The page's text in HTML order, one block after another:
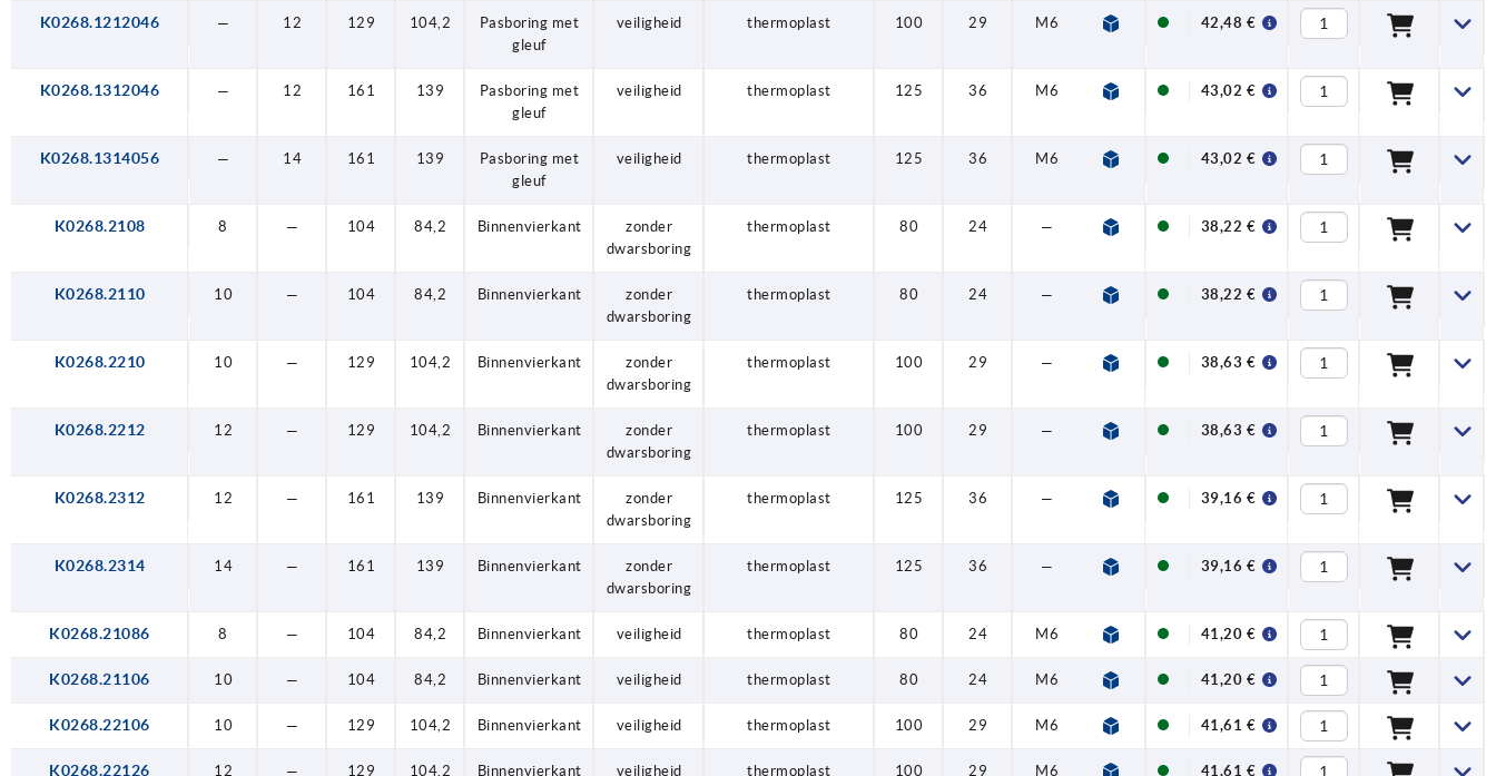
K0268.1212046 — 12 129 104,2
Pasboring met
gleuf
veiligheid thermoplast 100 29 M6 58,5 13 7,5 15,7 4
42,48 €
K0268.1312046 — 12 161 139
Pasboring met
gleuf
veiligheid thermoplast 125 36 M6 82 18,5 7,5 19,5 4
43,02 €
K0268.1314056 — 14 161 139
Pasboring met
gleuf
veiligheid thermoplast 125 36 M6 82 18,5 7,5 19,5 5
43,02 €
K0268.2108 8 — 104 84,2 Binnenvierkant
zonder
dwarsboring
thermoplast 80 24 — 47,5 13 — 12,7 —
38,22 €
K0268.2110 10 — 104 84,2 Binnenvierkant
zonder
dwarsboring
thermoplast 80 24 — 47,5 13 — 12,7 —
38,22 €
K0268.2210 10 — 129 104,2 Binnenvierkant
zonder
dwarsboring
thermoplast 100 29 — 58,5 13 — 15,7 —
38,63 €
K0268.2212 12 — 129 104,2 Binnenvierkant
zonder
dwarsboring
thermoplast 100 29 — 58,5 13 — 15,7 —
38,63 €
K0268.2312 12 — 161 139 Binnenvierkant
zonder
dwarsboring
thermoplast 125 36 — 82 18,5 — 19,5 —
39,16 €
K0268.2314 14 — 161 139 Binnenvierkant
zonder
dwarsboring
thermoplast 125 36 — 82 18,5 — 19,5 —
39,16 €
K0268.21086 8 — 104 84,2 Binnenvierkant veiligheid thermoplast 80 24 M6 47,5 13 7,5 12,7 —
41,20 €
K0268.21106 10 — 104 84,2 Binnenvierkant veiligheid thermoplast 80 24 M6 47,5 13 7,5 12,7 —
41,20 €
K0268.22106 10 — 129 104,2 Binnenvierkant veiligheid thermoplast 100 29 M6 58,5 13 7,5 15,7 —
41,61 €
K0268.22126 12 — 129 104,2 Binnenvierkant veiligheid thermoplast 100 29 M6 58,5 13 7,5 15,7 —
41,61 €